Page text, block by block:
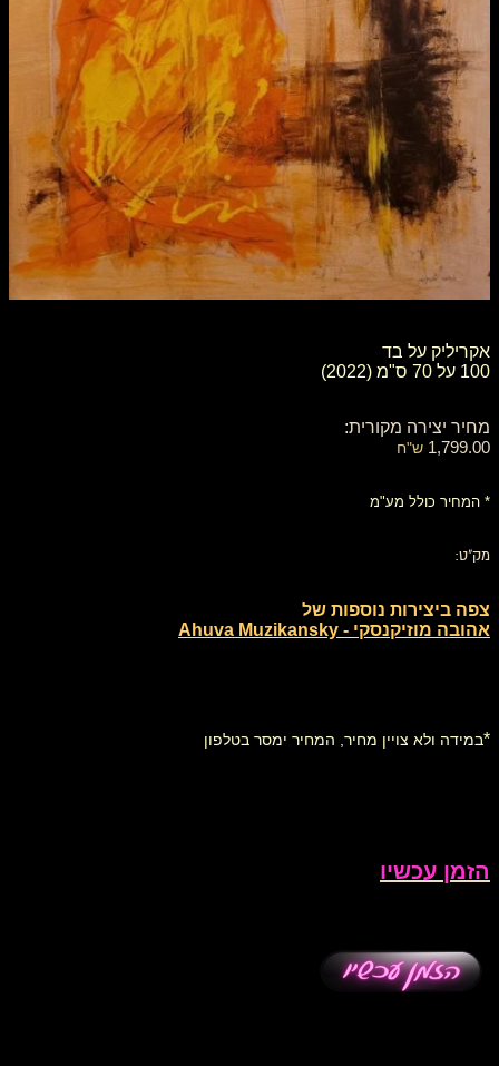
אקריליק על בד
100 על 70 ס"מ (2022)
מחיר יצירה מקורית:
1,799.00 ש"ח
* המחיר כולל מע"מ
מק"ט:
צפה ביצירות נוספות של
אהובה מוזיקנסקי - Ahuva Muzikansky
*במידה ולא צויין מחיר, המחיר ימסר בטלפון
הזמן עכשיו